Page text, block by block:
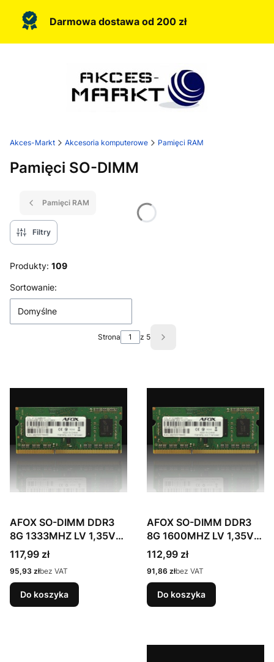
Darmowa dostawa od 200 zł
Akces-Markt Akcesoria komputerowe Pamięci RAM
Pamięci SO-DIMM
Pamięci RAM
Filtry
Produkty: 109
Lista produktów
Sortowanie:
Domyślne
Strona z 5 Następne produkty
AFOX SO-DIMM DDR3
8G 1333MHZ LV 1,35V
AFSD38AK1L
Cena
117,99 zł
Cena
95,93 złbez VAT
Do koszyka
AFOX SO-DIMM DDR3
8G 1600MHZ LV 1,35V
AFSD38BK1L
Cena
112,99 zł
Cena
91,86 złbez VAT
Do koszyka